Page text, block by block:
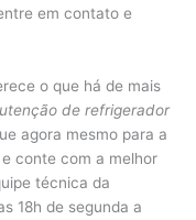
em contato e
o que há de mais
de refrigerador
agora mesmo para a
conte com a melhor
técnica da
18h de segunda a